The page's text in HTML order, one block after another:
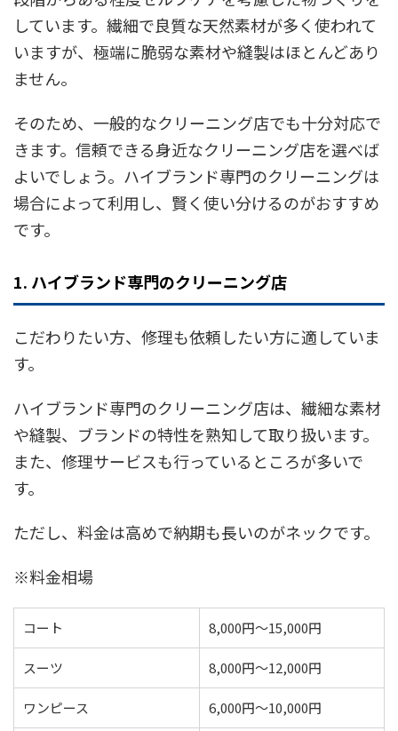
しています。繊細で良質な天然素材が多く使われて
いますが、極端に脆弱な素材や縫製はほとんどあり
ません。
そのため、一般的なクリーニング店でも十分対応で
きます。信頼できる身近なクリーニング店を選べば
よいでしょう。ハイブランド専門のクリーニングは
場合によって利用し、賢く使い分けるのがおすすめ
です。
1. ハイブランド専門のクリーニング店
こだわりたい方、修理も依頼したい方に適していま
す。
ハイブランド専門のクリーニング店は、繊細な素材
や縫製、ブランドの特性を熟知して取り扱います。
また、修理サービスも行っているところが多いで
す。
ただし、料金は高めで納期も長いのがネックです。
※料金相場
コート 8,000円〜15,000円
スーツ 8,000円〜12,000円
ワンピース 6,000円〜10,000円